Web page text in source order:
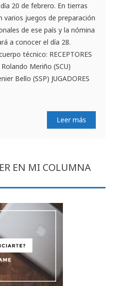
20 de febrero. En tierras
varios juegos de preparación
de ese país y la nómina
a conocer el día 28.
técnico: RECEPTORES
Meriño (SCU)
Bello (SSP) JUGADORES
Leer más
EN MI COLUMNA